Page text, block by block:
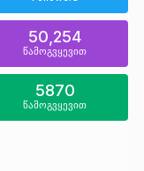
50,254
წამოგვყევით
5870
წამოგვყევით